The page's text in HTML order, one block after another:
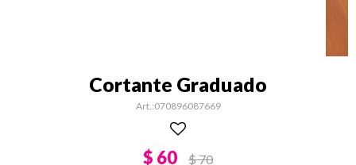
Cortante Graduado
070896087669
$ 60 $70